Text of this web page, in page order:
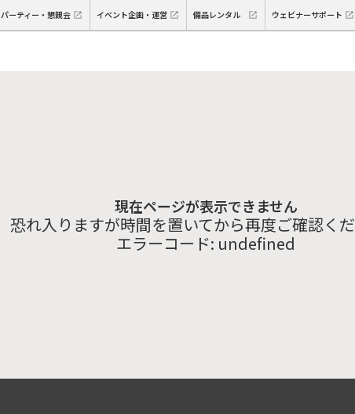
パーティー・懇親会 イベント企画・運営 備品レンタル ウェビナーサポート
現在ページが表示できません
恐れ入りますが時間を置いてから再度ご確認くだ
エラーコード: undefined